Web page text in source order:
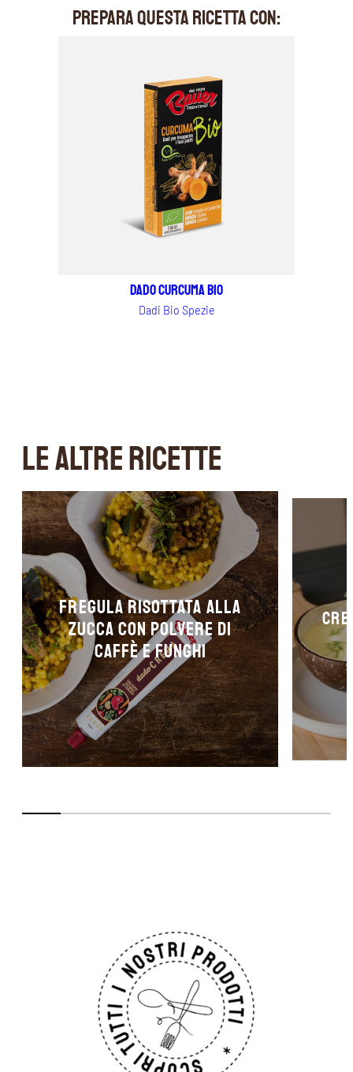
PREPARA QUESTA RICETTA CON:
Dado Curcuma BIO
Dadi Bio Spezie
LE ALTRE RICETTE
Fregula risottata alla
zucca con polvere di
caffè e funghi